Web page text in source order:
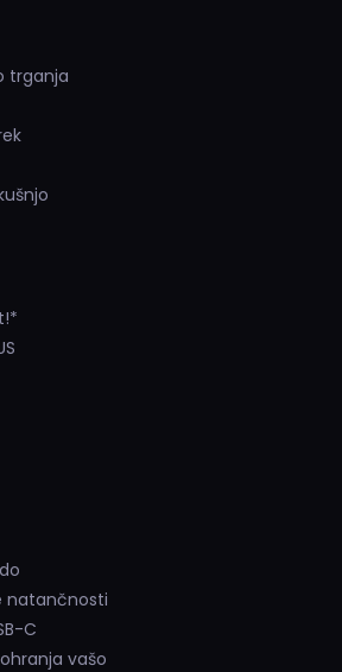
trganja
natančnosti
C
vašo